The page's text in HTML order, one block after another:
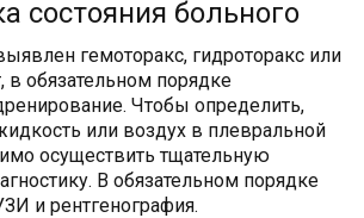
состояния больного
гемоторакс, гидроторакс или
в обязательном порядке
Чтобы определить,
или воздух в плевральной
осуществить тщательную
В обязательном порядке
и рентгенография.